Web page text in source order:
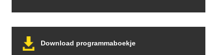
om vervolgens helemaal te stoppen. Zonder inkomsten
bleven de vaste lasten doorgaan. Ook toen er een
belangrijk besluit moest worden genomen: het stoppen
van de verkoop van kaartjes aan […]
Download programmaboekje